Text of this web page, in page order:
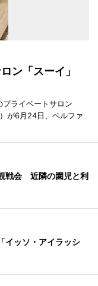
ロン「スーイ」
プライベートサロン
が6月24日、ベルファ
戦会 近隣の園児と利
イッソ・アイラッシ